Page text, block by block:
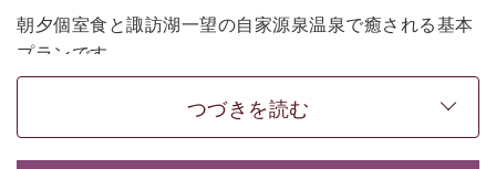
朝夕個室食と諏訪湖一望の自家源泉温泉で癒される基本
プランです。
諏訪湖を眺めながら幽玄な装飾の館内で静かに寛いでお
-----------【安心への取り組み】----------
つづきを読む